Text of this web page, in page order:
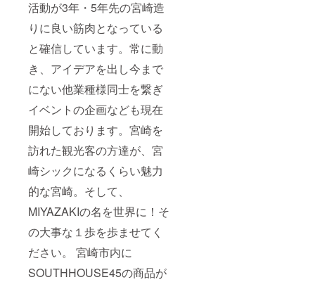
活動が3年・5年先の宮崎造
りに良い筋肉となっている
と確信しています。常に動
き、アイデアを出し今まで
にない他業種様同士を繋ぎ
イベントの企画なども現在
開始しております。宮崎を
訪れた観光客の方達が、宮
崎シックになるくらい魅力
的な宮崎。そして、
MIYAZAKIの名を世界に！そ
の大事な１歩を歩ませてく
ださい。 宮崎市内に
SOUTHHOUSE45の商品が